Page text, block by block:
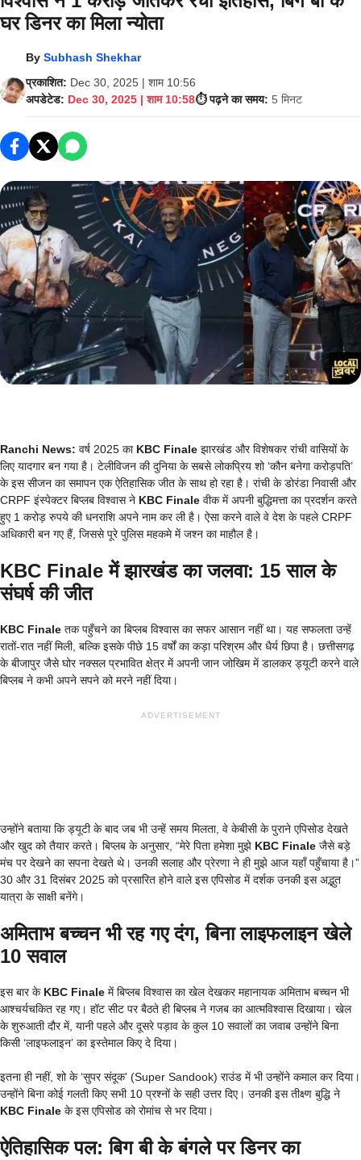
घर डिनर का मिला न्योता
By Subhash Shekhar
प्रकाशित: Dec 30, 2025 | शाम 10:56
अपडेटेड: Dec 30, 2025 | शाम 10:58⏱️ पढ़ने का समय: 5 मिनट
Ranchi News: वर्ष 2025 का KBC Finale झारखंड और विशेषकर रांची वासियों के
लिए यादगार बन गया है। टेलीविजन की दुनिया के सबसे लोकप्रिय शो ‘कौन बनेगा करोड़पति’
के इस सीजन का समापन एक ऐतिहासिक जीत के साथ हो रहा है। रांची के डोरंडा निवासी और
CRPF इंस्पेक्टर बिप्लब विश्वास ने KBC Finale वीक में अपनी बुद्धिमत्ता का प्रदर्शन करते
हुए 1 करोड़ रुपये की धनराशि अपने नाम कर ली है। ऐसा करने वाले वे देश के पहले CRPF
अधिकारी बन गए हैं, जिससे पूरे पुलिस महकमे में जश्न का माहौल है।
KBC Finale में झारखंड का जलवा: 15 साल के
संघर्ष की जीत
KBC Finale तक पहुँचने का बिप्लब विश्वास का सफर आसान नहीं था। यह सफलता उन्हें
रातों-रात नहीं मिली, बल्कि इसके पीछे 15 वर्षों का कड़ा परिश्रम और धैर्य छिपा है। छत्तीसगढ़
के बीजापुर जैसे घोर नक्सल प्रभावित क्षेत्र में अपनी जान जोखिम में डालकर ड्यूटी करने वाले
बिप्लब ने कभी अपने सपने को मरने नहीं दिया।
ADVERTISEMENT
उन्होंने बताया कि ड्यूटी के बाद जब भी उन्हें समय मिलता, वे केबीसी के पुराने एपिसोड देखते
और खुद को तैयार करते। बिप्लब के अनुसार, “मेरे पिता हमेशा मुझे KBC Finale जैसे बड़े
मंच पर देखने का सपना देखते थे। उनकी सलाह और प्रेरणा ने ही मुझे आज यहाँ पहुँचाया है।”
30 और 31 दिसंबर 2025 को प्रसारित होने वाले इस एपिसोड में दर्शक उनकी इस अद्भुत
यात्रा के साक्षी बनेंगे।
अमिताभ बच्चन भी रह गए दंग, बिना लाइफलाइन खेले
10 सवाल
इस बार के KBC Finale में बिप्लब विश्वास का खेल देखकर महानायक अमिताभ बच्चन भी
आश्चर्यचकित रह गए। हॉट सीट पर बैठते ही बिप्लब ने गजब का आत्मविश्वास दिखाया। खेल
के शुरुआती दौर में, यानी पहले और दूसरे पड़ाव के कुल 10 सवालों का जवाब उन्होंने बिना
किसी ‘लाइफलाइन’ का इस्तेमाल किए दे दिया।
इतना ही नहीं, शो के ‘सुपर संदूक’ (Super Sandook) राउंड में भी उन्होंने कमाल कर दिया।
उन्होंने बिना कोई गलती किए सभी 10 प्रश्नों के सही उत्तर दिए। उनकी इस तीक्ष्ण बुद्धि ने
KBC Finale के इस एपिसोड को रोमांच से भर दिया।
ऐतिहासिक पल: बिग बी के बंगले पर डिनर का